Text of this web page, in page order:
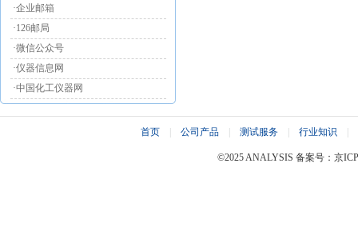
·企业邮箱
·126邮局
·微信公众号
·仪器信息网
·中国化工仪器网
首页 公司产品 测试服务 行业知识
©2025 ANALYSIS 备案号：京